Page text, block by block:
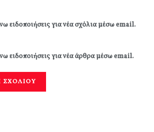
ειδοποιήσεις για νέα σχόλια μέσω email.
ειδοποιήσεις για νέα άρθρα μέσω email.